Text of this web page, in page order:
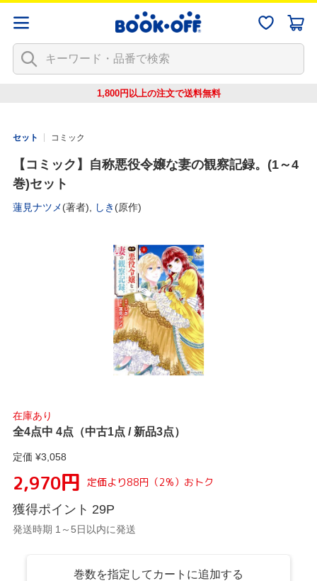
1,800円以上の注文で送料無料
セット コミック
【コミック】自称悪役令嬢な妻の観察記録。(1～4
巻)セット
蓮見ナツメ(著者), しき (原作)
在庫あり
全4点中 4点（中古1点 / 新品3点）
定価 ¥3,058
2,970円 定価より88円 （2%） おトク
獲得ポイント 29P
発送時期 1～5日以内に発送
巻数を指定してカートに追加する